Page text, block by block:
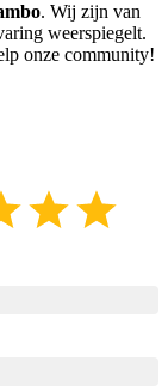
. Wij zijn van
weerspiegelt.
onze community!